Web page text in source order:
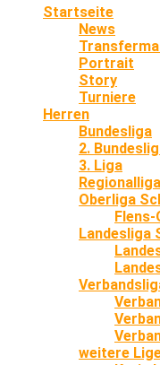
Startseite
News
Portrait
Story
Turniere
Herren
Bundesliga
2.
3. Liga
Oberliga
Landesliga
weitere